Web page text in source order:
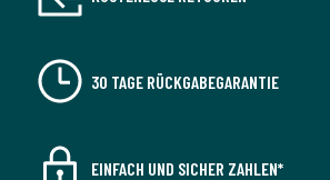
30 TAGE RÜCKGABEGARANTIE
EINFACH UND SICHER ZAHLEN*